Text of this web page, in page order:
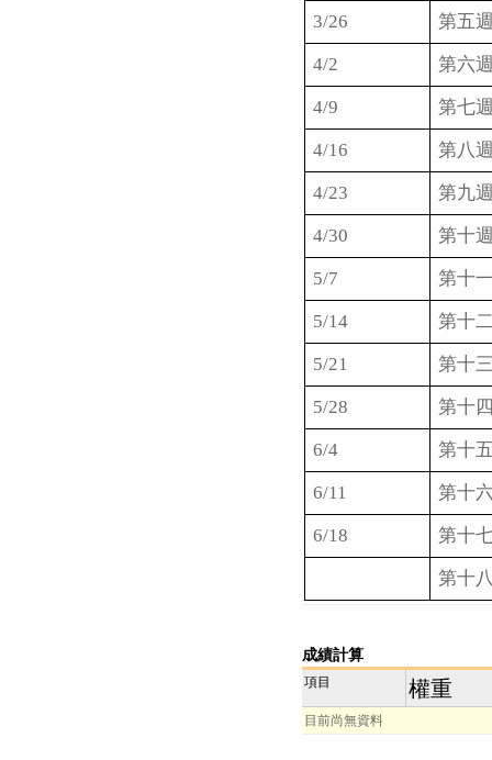
3/26 第五
4/2 第六
4/9 第七
4/16 第八
4/23 第九
4/30 第十
5/7 第十
5/14 第十
5/21 第十
5/28 第十
6/4 第十
6/11 第十
6/18 第十
第十
成績計算
項目 權重
目前尚無資料